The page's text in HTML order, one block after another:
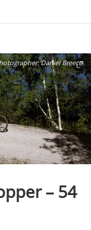
Daniel Breece
– 54